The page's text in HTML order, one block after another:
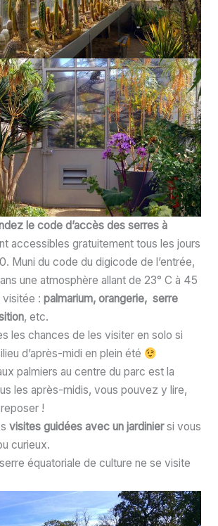
le code d’accès des serres à
accessibles gratuitement tous les jours
Muni du code du digicode de l’entrée,
une atmosphère allant de 23° C à 45
visitée : palmarium, orangerie, serre
, etc.
les chances de les visiter en solo si
d’après-midi en plein été
palmiers au centre du parc est la
les après-midis, vous pouvez y lire,
!
visites guidées avec un jardiniersi vous
curieux.
équatoriale de culture ne se visite